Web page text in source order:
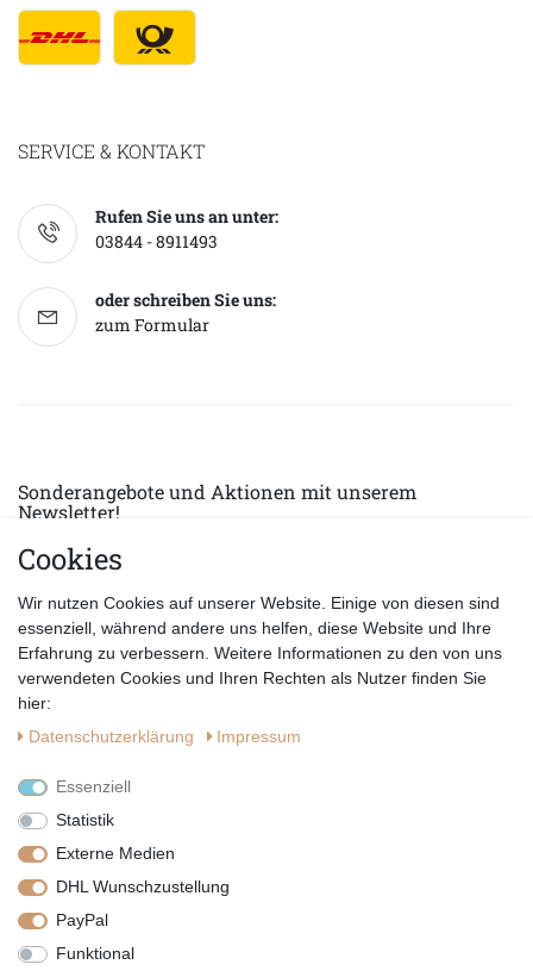
SERVICE & KONTAKT
Rufen Sie uns an unter:
03844 - 8911493
oder schreiben Sie uns:
zum Formular
Sonderangebote und Aktionen mit unserem
Newsletter!
E-MAIL *
Datenschutzerklärung
Vertrag widerrufen
Cookies
Wir nutzen Cookies auf unserer Website. Einige von diesen sind
essenziell, während andere uns helfen, diese Website und Ihre
Erfahrung zu verbessern. Weitere Informationen zu den von uns
verwendeten Cookies und Ihren Rechten als Nutzer finden Sie
hier:
Daten­schutz­erklärung
Impressum
Essenziell
Statistik
Externe Medien
DHL Wunschzustellung
PayPal
Funktional